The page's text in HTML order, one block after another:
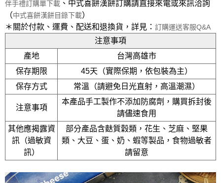
伴手禮訂購單下載 、中式喜餅漢餅訂購請直接來電或來訊洽詢
（中式喜餅漢餅目錄下載）
＊關於付款、運費、配送和退換貨，詳見： 訂購運送客服Q&A
注意事項
產地
台灣高雄市
保存期限
45天（實際保期，依包裝為主）
保存方式
常溫（請避免日光直射，高溫潮濕）
注意事項
本產品手工製作不添加防腐劑，購買拆封後
請儘速食用
其他應揭露資
訊（過敏資
訊）
部分產品含麩質穀類，花生、芝麻、堅果
類、大豆、蛋、奶、蝦等製品，食物過敏者
請留意